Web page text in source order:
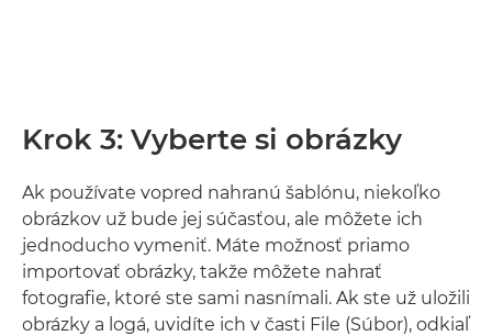
Krok 3: Vyberte si obrázky
Ak používate vopred nahranú šablónu, niekoľko
obrázkov už bude jej súčasťou, ale môžete ich
jednoducho vymeniť. Máte možnosť priamo
importovať obrázky, takže môžete nahrať
fotografie, ktoré ste sami nasnímali. Ak ste už uložili
obrázky a logá, uvidíte ich v časti File (Súbor), odkiaľ